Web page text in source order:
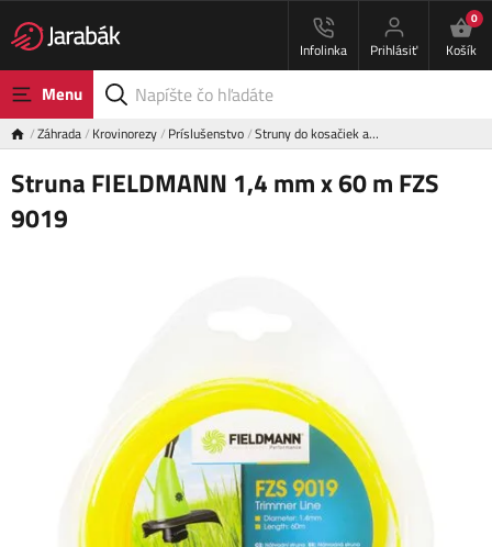
Infolinka Prihlásiť
0
Košík
Menu
Záhrada Krovinorezy Príslušenstvo Struny do kosačiek a…
Struna FIELDMANN 1,4 mm x 60 m FZS
9019